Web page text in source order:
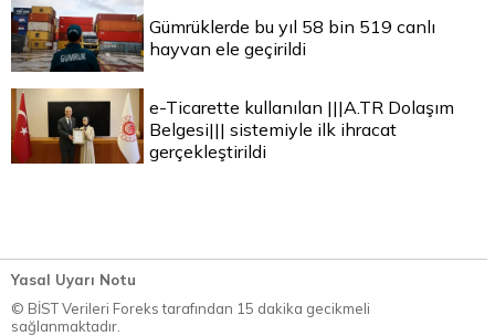
Gümrüklerde bu yıl 58 bin 519 canlı
hayvan ele geçirildi
e-Ticarette kullanılan |||A.TR Dolaşım
Belgesi||| sistemiyle ilk ihracat
gerçekleştirildi
Yasal Uyarı Notu
© BİST Verileri Foreks tarafından 15 dakika gecikmeli
sağlanmaktadır.